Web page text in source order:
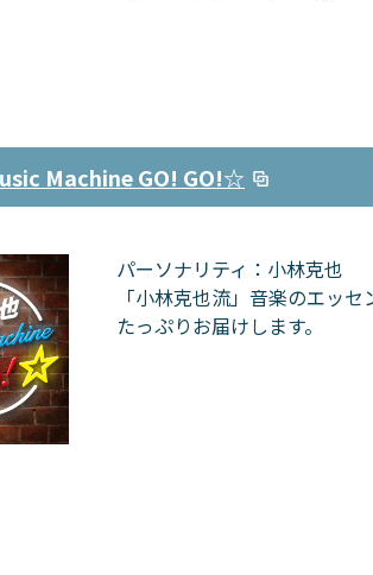
Machine GO! GO!☆
パーソナリティ：小林克也
「小林克也流」音楽のエッ
たっぷりお届けします。